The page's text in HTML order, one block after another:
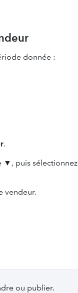
donnée :
.
▼, puis sélectionnez
vendeur.
ou publier.